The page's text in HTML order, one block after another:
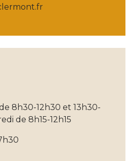
8h30-12h30 et 13h30-
de 8h15-12h15